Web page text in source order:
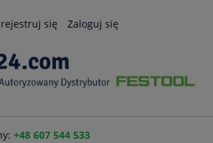
się Zaloguj się
+48 607 544 533